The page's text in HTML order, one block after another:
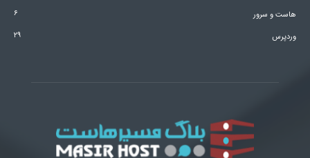
هاست و سرور
۶
وردپرس
۲۹